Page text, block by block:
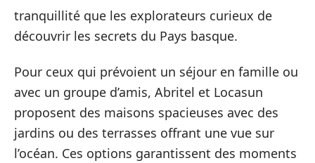
tranquillité que les explorateurs curieux de
découvrir les secrets du Pays basque.
Pour ceux qui prévoient un séjour en famille ou
avec un groupe d’amis, Abritel et Locasun
proposent des maisons spacieuses avec des
jardins ou des terrasses offrant une vue sur
l’océan. Ces options garantissent des moments